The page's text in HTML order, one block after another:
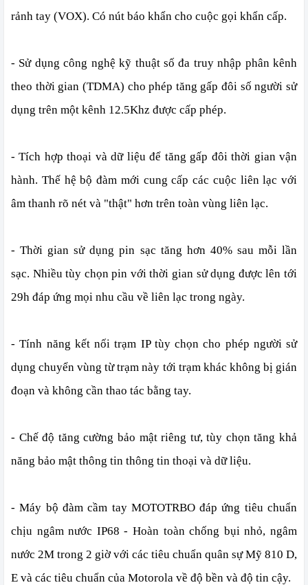
rảnh tay (VOX). Có nút báo khẩn cho cuộc gọi khẩn cấp.
- Sử dụng công nghệ kỹ thuật số đa truy nhập phân kênh
theo thời gian (TDMA) cho phép tăng gấp đôi số người sử
dụng trên một kênh 12.5Khz được cấp phép.
- Tích hợp thoại và dữ liệu để tăng gấp đôi thời gian vận
hành. Thế hệ bộ đàm mới cung cấp các cuộc liên lạc với
âm thanh rõ nét và "thật" hơn trên toàn vùng liên lạc.
- Thời gian sử dụng pin sạc tăng hơn 40% sau mỗi lần
sạc. Nhiều tùy chọn pin với thời gian sử dụng được lên tới
29h đáp ứng mọi nhu cầu về liên lạc trong ngày.
- Tính năng kết nối trạm IP tùy chọn cho phép người sử
dụng chuyển vùng từ trạm này tới trạm khác không bị gián
đoạn và không cần thao tác bằng tay.
- Chế độ tăng cường bảo mật riêng tư, tùy chọn tăng khả
năng bảo mật thông tin thông tin thoại và dữ liệu.
- Máy bộ đàm cầm tay MOTOTRBO đáp ứng tiêu chuẩn
chịu ngâm nước IP68 - Hoàn toàn chống bụi nhỏ, ngâm
nước 2M trong 2 giờvới các tiêu chuẩn quân sự Mỹ 810 D,
E và các tiêu chuẩn của Motorola về độ bền và độ tin cậy.